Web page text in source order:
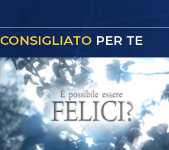
CONSIGLIATO PER TE